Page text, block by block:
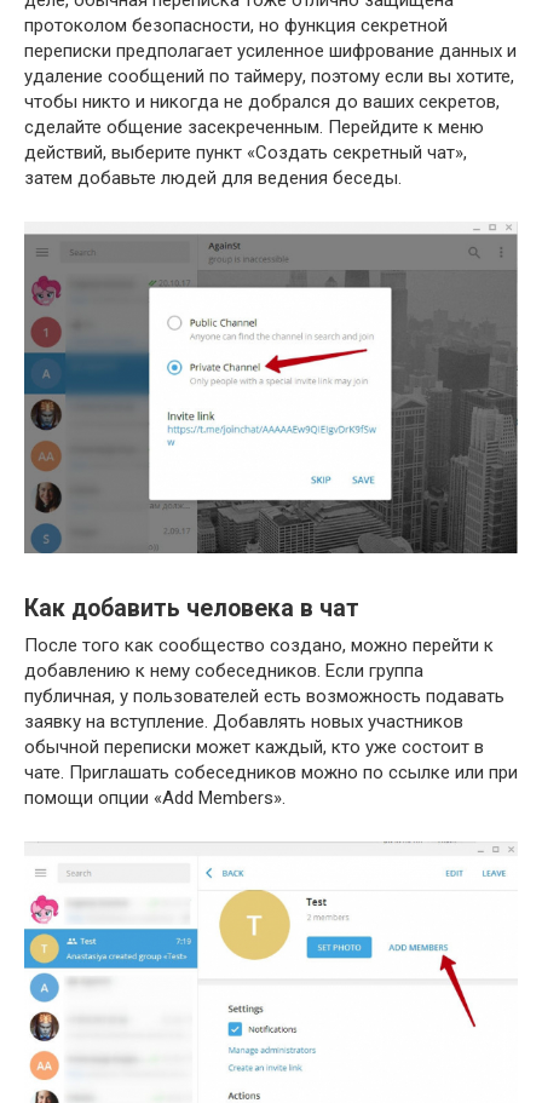
протоколом безопасности, но функция секретной
переписки предполагает усиленное шифрование данных и
удаление сообщений по таймеру, поэтому если вы хотите,
чтобы никто и никогда не добрался до ваших секретов,
сделайте общение засекреченным. Перейдите к меню
действий, выберите пункт «Создать секретный чат»,
затем добавьте людей для ведения беседы.
Как добавить человека в чат
После того как сообщество создано, можно перейти к
добавлению к нему собеседников. Если группа
публичная, у пользователей есть возможность подавать
заявку на вступление. Добавлять новых участников
обычной переписки может каждый, кто уже состоит в
чате. Приглашать собеседников можно по ссылке или при
помощи опции «Add Members».